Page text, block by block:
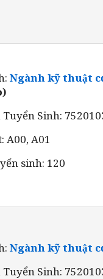
Ngành kỹ thuật
Sinh:
A00, A01
sinh: 120
Ngành kỹ thuật
Sinh: